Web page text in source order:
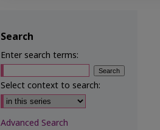
Search
Enter search terms:
Select context to search:
Advanced Search